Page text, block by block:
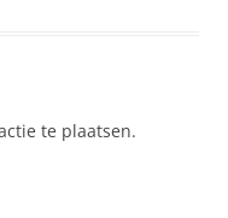
te plaatsen.